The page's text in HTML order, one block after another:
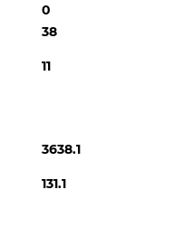
0
38
11
3638.1
131.1